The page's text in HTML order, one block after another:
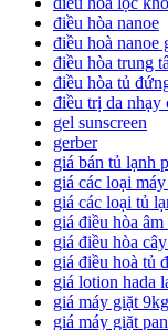
điều hòa nanoe
điều hoà nanoe
điều hòa trung
điều hòa tủ
điều trị da nhạy
gel sunscreen
gerber
giá bán tủ lạnh
giá các loại
giá các loại tủ
giá điều hòa
giá điều hòa
giá điều hoà tủ
giá lotion hada
giá máy giặt
giá máy giặt